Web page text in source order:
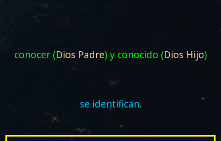
conocer (Dios Padre) y conocido (Dios Hijo)
se identifican.